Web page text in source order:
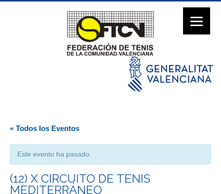
« Todos los Eventos
Este evento ha pasado.
(12) X CIRCUITO DE TENIS
MEDITERRÁNEO